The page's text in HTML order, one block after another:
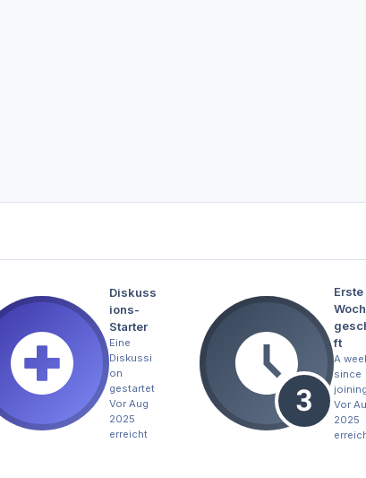
Diskuss
ions-
Starter
Eine
Diskussi
on
gestartet
Vor Aug
2025
erreicht
Erste
ft
A
since
joining
Vor
2025